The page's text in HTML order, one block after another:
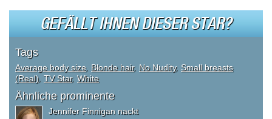
GEFÄLLT IHNEN DIESER STAR?
Tags
Average body size, Blonde hair, No Nudity, Small breasts
(Real) TV Star, White
Ähnliche prominente
Jennifer Finnigan nackt